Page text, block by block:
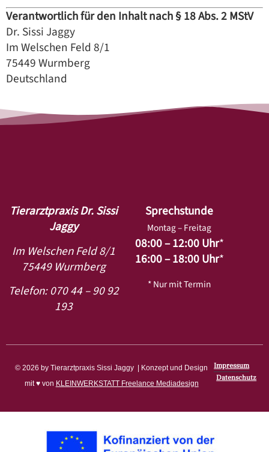
Verantwortlich für den Inhalt nach § 18 Abs. 2 MStV
Dr. Sissi Jaggy
Im Welschen Feld 8/1
75449 Wurmberg
Deutschland
Tierarztpraxis Dr. Sissi
Jaggy
Im Welschen Feld 8/1
75449 Wurmberg
Telefon: 070 44 – 90 92
193
Sprechstunde
Montag – Freitag
08:00 – 12:00 Uhr*
16:00 – 18:00 Uhr*
* Nur mit Termin
© 2026 by Tierarztpraxis Sissi Jaggy | Konzept und Design
mit ♥ von KLEINWERKSTATT Freelance Mediadesign
Impressum
Datenschutz